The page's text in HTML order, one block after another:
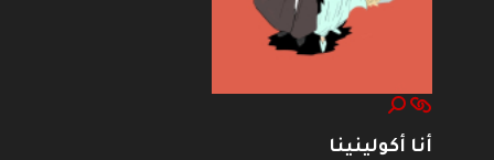
أنا أكولينينا